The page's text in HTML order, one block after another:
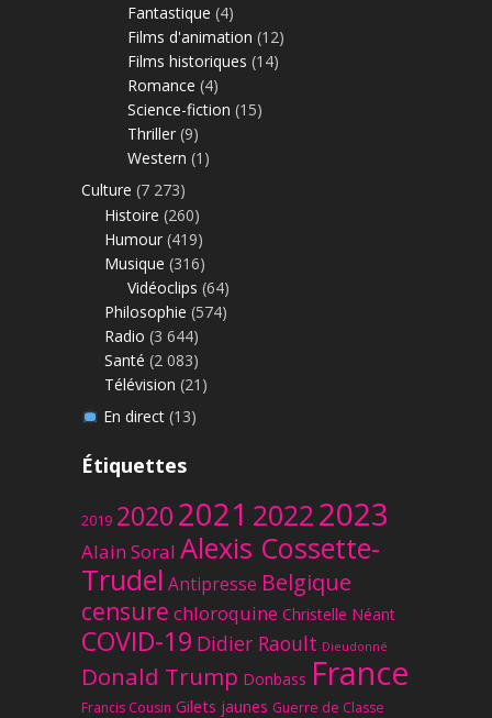
Fantastique (4)
Films d'animation (12)
Films historiques (14)
Romance (4)
Science-fiction (15)
Thriller (9)
Western (1)
Culture (7 273)
Histoire (260)
Humour (419)
Musique (316)
Vidéoclips (64)
Philosophie (574)
Radio (3 644)
Santé (2 083)
Télévision (21)
En direct(13)
Étiquettes
2019 20202021 20222023
Alain Soral Alexis Cossette-
Trudel Antipresse Belgique
censure chloroquine Christelle Néant
COVID-19 Didier Raoult Dieudonné
Donald Trump Donbass France
Francis Cousin Gilets jaunes Guerre de Classe